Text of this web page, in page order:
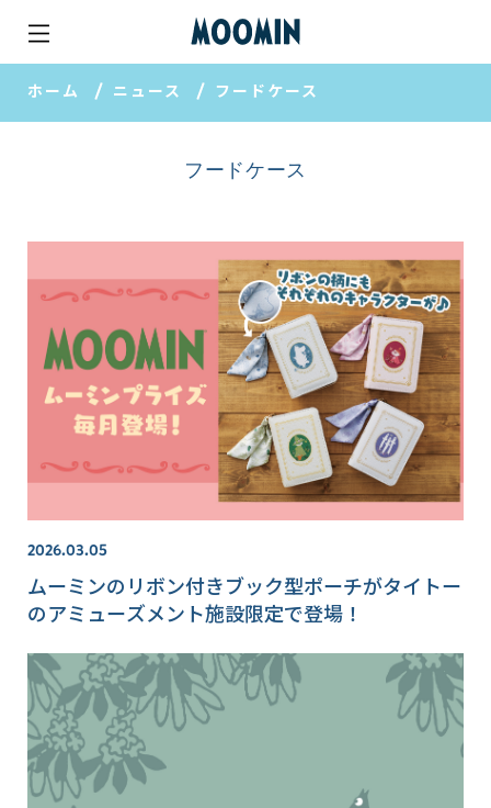
ホーム ニュース フードケース
フードケース
2026.03.05
ムーミンのリボン付きブック型ポーチがタイトー
のアミューズメント施設限定で登場！